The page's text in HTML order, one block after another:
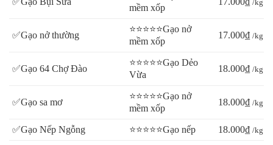
mềm xốp
/kg
✅Gạo nở thường
⭐⭐⭐⭐⭐Gạo nở
mềm xốp
17.000₫ /kg
✅Gạo 64 Chợ Đào
⭐⭐⭐⭐⭐Gạo Dẻo
Vừa
18.000₫ /kg
✅Gạo sa mơ
⭐⭐⭐⭐⭐Gạo nở
mềm xốp
18.000₫ /kg
✅Gạo Nếp Ngỗng ⭐⭐⭐⭐⭐Gạo nếp 18.000₫ /kg